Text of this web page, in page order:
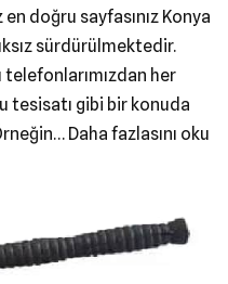
doğru sayfasınız Konya
sürdürülmektedir.
telefonlarımızdan her
tesisatı gibi bir konuda
Daha fazlasını oku